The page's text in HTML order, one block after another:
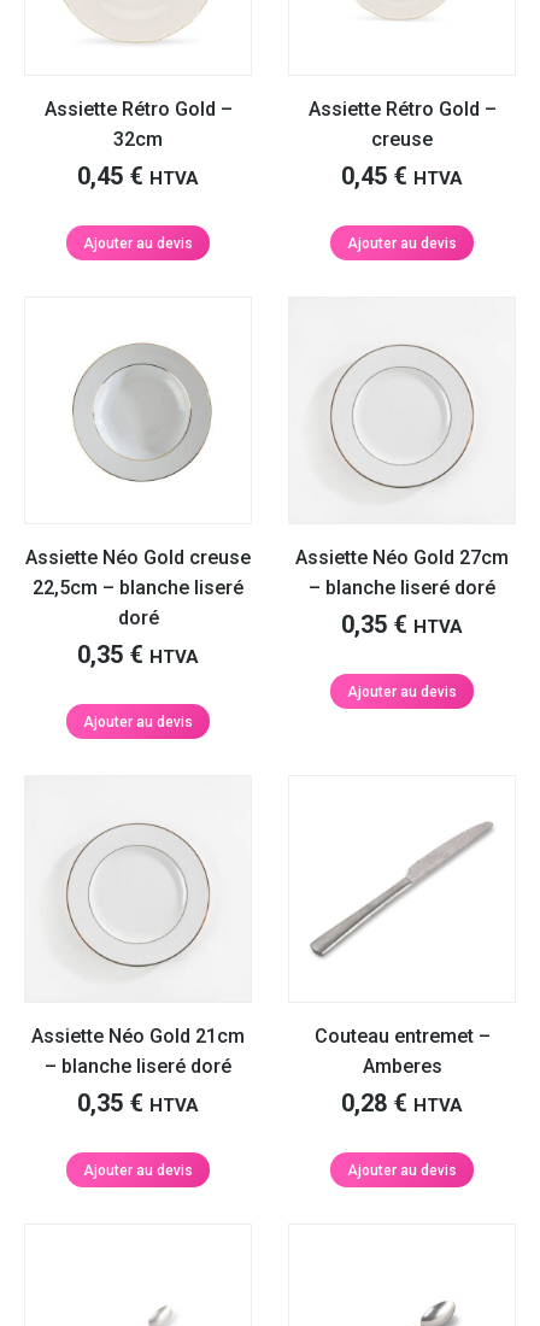
Assiette Rétro Gold –
32cm
0,45 € HTVA
Ajouter au devis
Assiette Rétro Gold –
creuse
0,45 € HTVA
Ajouter au devis
Assiette Néo Gold creuse
22,5cm – blanche liseré
doré
0,35 € HTVA
Ajouter au devis
Assiette Néo Gold 27cm
– blanche liseré doré
0,35 € HTVA
Ajouter au devis
Assiette Néo Gold 21cm
– blanche liseré doré
0,35 € HTVA
Ajouter au devis
Couteau entremet –
Amberes
0,28 € HTVA
Ajouter au devis